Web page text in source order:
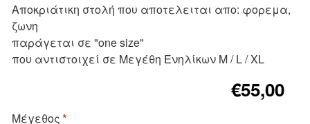
Αποκριάτικη στολή που αποτελειται απο: φορεμα,
ζωνη
παράγεται σε "one size"
που αντιστοιχεί σε Μεγέθη Ενηλίκων M / L / XL
€55,00
Μέγεθος